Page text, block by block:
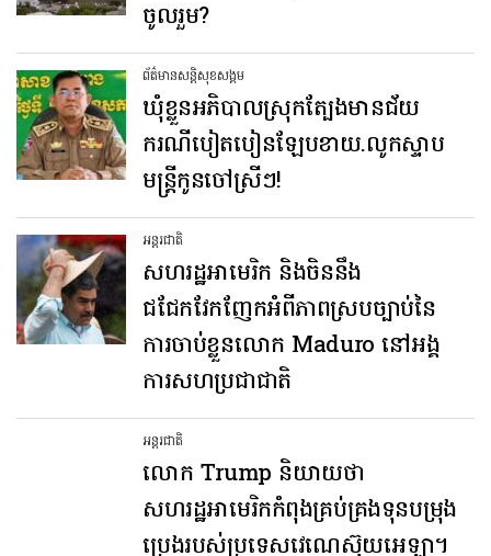
ចូលរួម?
ព័ត៌មានសន្តិសុខ​សង្គម
ឃុំខ្លួនអភិបាលស្រុកត្បែងមានជ័យ
ករណីបៀតបៀនឡែបខាយ.លូកស្ទាប
មន្ត្រីកូនចៅស្រីៗ!
អន្តរជាតិ
សហរដ្ឋអាមេរិក និងចិននឹង
ជជែកវែកញែកអំពីភាពស្របច្បាប់នៃ
ការចាប់ខ្លួនលោក Maduro នៅអង្គ
ការសហប្រជាជាតិ
អន្តរជាតិ
លោក Trump និយាយថា
សហរដ្ឋអាមេរិកកំពុងគ្រប់គ្រងទុនបម្រុង
ប្រេងរបស់ប្រទេសវេណេស៊ុយអេឡា។